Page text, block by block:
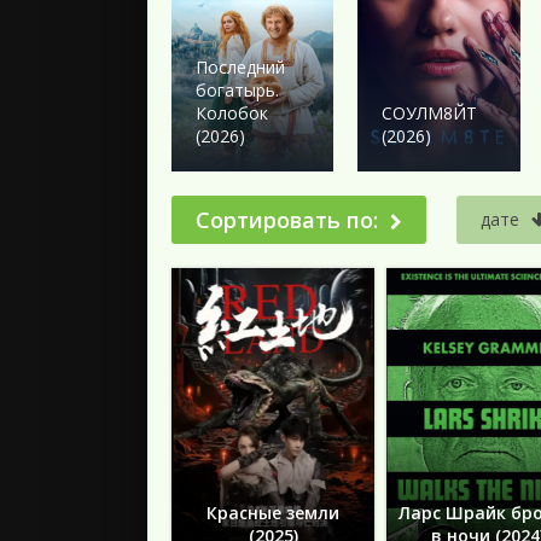
2023
2022
2021
2020
2018
Подборки
Последний
богатырь.
Колобок
(2026)
СОУЛМ8ЙТ
(2026)
Сортировать по: дате
Красные земли
(2025)
Ларс Шрайк
в ночи